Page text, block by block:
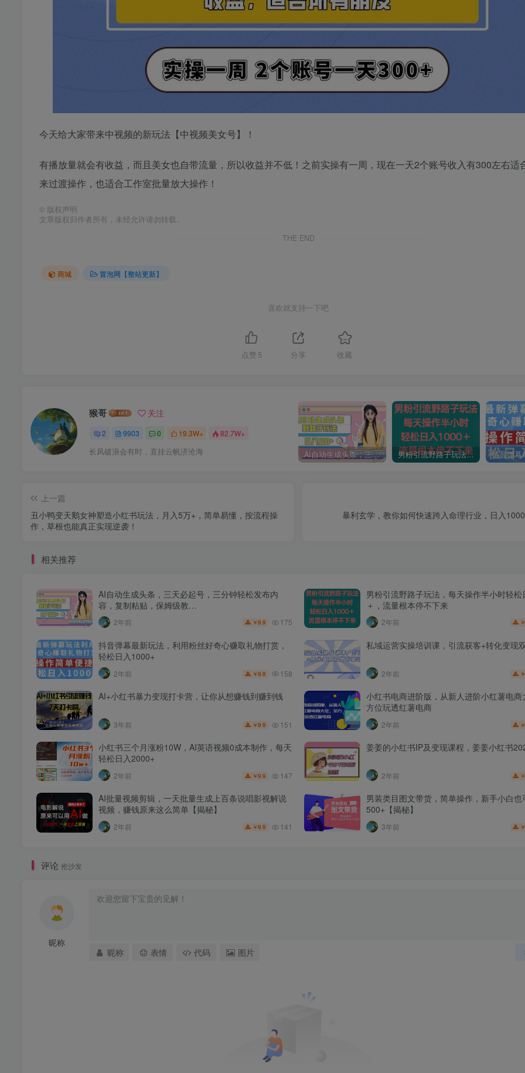
今天给大家带来中视频的新玩法【中视频美女号】！
有播放量就会有收益，而且美女也自带流量，所以收益并不低！之前实操有一周，现在一天2个账号收入有300左右适
来过渡操作，也适合工作室批量放大操作！
© 版权声明
文章版权归作者所有，未经允许请勿转载。
THE END
商城 冒泡网【整站更新】
喜欢就支持一下吧
点赞 5 分享 收藏
猴哥 关注
2 9903 0 19.3W+ 82.7W+
长风破浪会有时，直挂云帆济沧海 AI自动生成头条，三天必起号，三分钟轻松发布内容，复制粘贴，保姆级教… 男粉引流野路子玩法，每天操作半小时轻松日入1000＋，流量根本停不下来
上一篇
丑小鸭变天鹅女神塑造小红书玩法，月入5万+，简单易懂，按流程操
作，草根也能真正实现逆袭！
暴利玄学，教你如何快速跨入命理行业，日入
相关推荐
AI自动生成头条，三天必起号，三分钟轻松发布内
容，复制粘贴，保姆级教…
2年前 ￥9.9 175
男粉引流野路子玩法，每天操作半小时轻
＋，流量根本停不下来
2年前 ￥
抖音弹幕最新玩法，利用粉丝好奇心赚取礼物打赏，
轻松日入1000+
2年前 ￥9.9 158
私域运营实操培训课，引流获客+转化变现
2年前 ￥
AI+小红书暴力变现打卡营，让你从想赚钱到赚到钱
3年前 ￥9.9 151
小红书电商进阶版，从新人进阶小红薯电商
方位玩透红薯电商
2年前 ￥
小红书三个月涨粉10W，AI英语视频0成本制作，每天
轻松日入2000+
2年前 ￥9.9 147
姜姜的小红书IP及变现课程，姜姜小红书
2年前 ￥
AI批量视频剪辑，一天批量生成上百条说唱影视解说
视频，赚钱原来这么简单【揭秘】
2年前 ￥9.9 141
男装类目图文带货，简单操作，新手小白也
500+【揭秘】
3年前 ￥
评论 抢沙发
昵称
昵称 表情 代码 图片